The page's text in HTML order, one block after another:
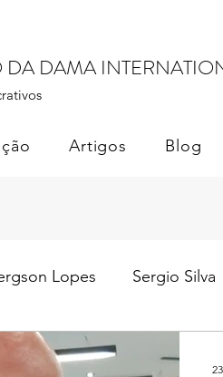
DA DAMA
Artigos Blog
Lopes Sergio Silva
Soberania dos Dados